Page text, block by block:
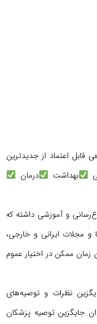
قابل اعتماد از جدیدترین
بهداشت
درمان
و آموزشی داشته که
و مجلات ایرانی و خارجی،
زمان ممکن در اختیار عموم
نظرات و توصیه‌های
جایگزین توصیه پزشکان